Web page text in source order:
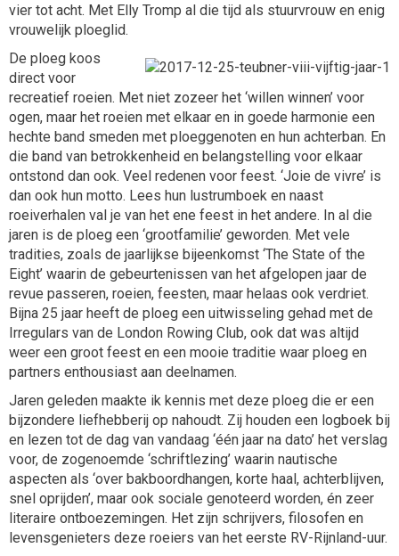
vier tot acht. Met Elly Tromp al die tijd als stuurvrouw en enig
vrouwelijk ploeglid.
De ploeg koos
direct voor
recreatief roeien. Met niet zozeer het ‘willen winnen’ voor
ogen, maar het roeien met elkaar en in goede harmonie een
hechte band smeden met ploeggenoten en hun achterban. En
die band van betrokkenheid en belangstelling voor elkaar
ontstond dan ook. Veel redenen voor feest. ‘Joie de vivre’ is
dan ook hun motto. Lees hun lustrumboek en naast
roeiverhalen val je van het ene feest in het andere. In al die
jaren is de ploeg een ‘grootfamilie’ geworden. Met vele
tradities, zoals de jaarlijkse bijeenkomst ‘The State of the
Eight’ waarin de gebeurtenissen van het afgelopen jaar de
revue passeren, roeien, feesten, maar helaas ook verdriet.
Bijna 25 jaar heeft de ploeg een uitwisseling gehad met de
Irregulars van de London Rowing Club, ook dat was altijd
weer een groot feest en een mooie traditie waar ploeg en
partners enthousiast aan deelnamen.
Jaren geleden maakte ik kennis met deze ploeg die er een
bijzondere liefhebberij op nahoudt. Zij houden een logboek bij
en lezen tot de dag van vandaag ‘één jaar na dato’ het verslag
voor, de zogenoemde ‘schriftlezing’ waarin nautische
aspecten als ‘over bakboordhangen, korte haal, achterblijven,
snel oprijden’, maar ook sociale genoteerd worden, én zeer
literaire ontboezemingen. Het zijn schrijvers, filosofen en
levensgenieters deze roeiers van het eerste RV-Rijnland-uur.